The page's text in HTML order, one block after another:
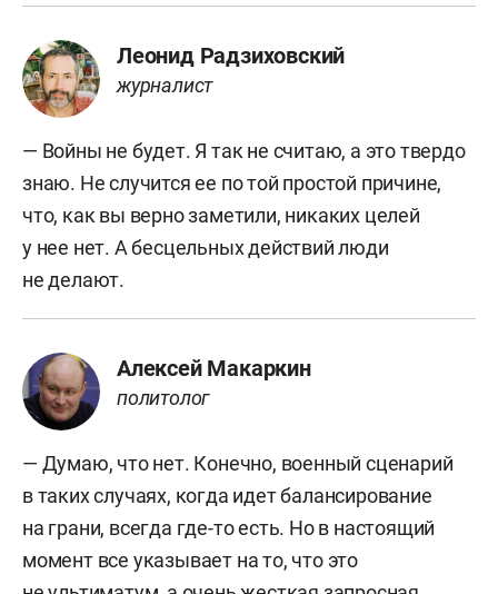
Леонид Радзиховский
журналист
— Войны не будет. Я так не считаю, а это твердо
знаю. Не случится ее по той простой причине,
что, как вы верно заметили, никаких целей
у нее нет. А бесцельных действий люди
не делают.
Алексей Макаркин
политолог
— Думаю, что нет. Конечно, военный сценарий
в таких случаях, когда идет балансирование
на грани, всегда где-то есть. Но в настоящий
момент все указывает на то, что это